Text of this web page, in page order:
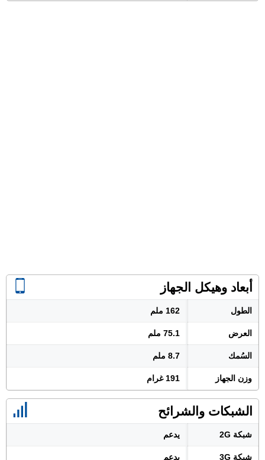
أبعاد وهيكل الجهاز
الطول 162 ملم
العرض 75.1 ملم
السُمك 8.7 ملم
وزن الجهاز 191 غرام
الشبكات والشرائح
شبكة 2G يدعم
شبكة 3G يدعم